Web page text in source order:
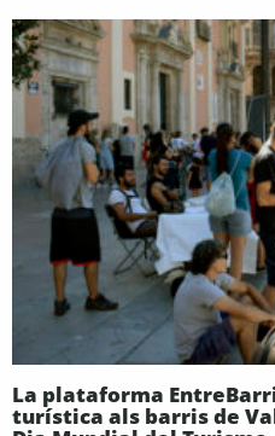
La plataforma
turística als barris de